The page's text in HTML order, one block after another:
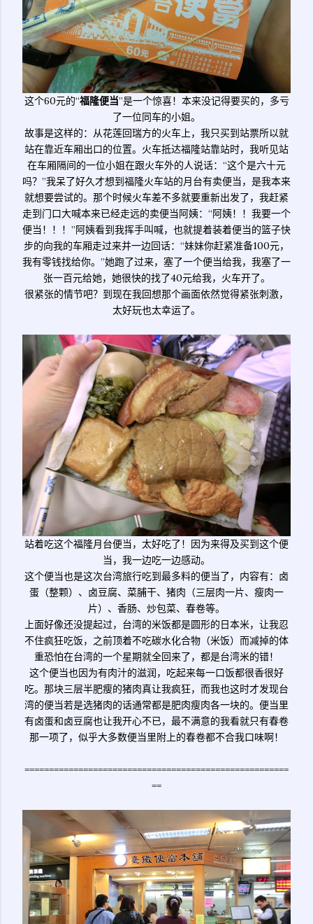
这个60元的“福隆便当”是一个惊喜！本来没记得要买的，多亏
了一位同车的小姐。
故事是这样的：从花莲回瑞方的火车上，我只买到站票所以就
站在靠近车厢出口的位置。火车抵达福隆站靠站时，我听见站
在车厢隔间的一位小姐在跟火车外的人说话：“这个是六十元
吗？”我呆了好久才想到福隆火车站的月台有卖便当，是我本来
就想要尝试的。那个时候火车差不多就要重新出发了，我赶紧
走到门口大喊本来已经走远的卖便当阿姨：“阿姨！！我要一个
便当！！！”阿姨看到我挥手叫喊，也就提着装着便当的篮子快
步的向我的车厢走过来并一边回话：“妹妹你赶紧准备100元，
我有零钱找给你。”她跑了过来，塞了一个便当给我，我塞了一
张一百元给她，她很快的找了40元给我，火车开了。
很紧张的情节吧？到现在我回想那个画面依然觉得紧张刺激，
太好玩也太幸运了。
站着吃这个福隆月台便当，太好吃了！因为来得及买到这个便
当，我一边吃一边感动。
这个便当也是这次台湾旅行吃到最多料的便当了，内容有：卤
蛋（整颗）、卤豆腐、菜脯干、猪肉（三层肉一片、瘦肉一
片）、香肠、炒包菜、春卷等。
上面好像还没提起过，台湾的米饭都是圆形的日本米，让我忍
不住疯狂吃饭，之前顶着不吃碳水化合物（米饭）而减掉的体
重恐怕在台湾的一个星期就全回来了，都是台湾米的错！
这个便当也因为有肉汁的滋润，吃起来每一口饭都很香很好
吃。那块三层半肥瘦的猪肉真让我疯狂，而我也这时才发现台
湾的便当若是选猪肉的话通常都是肥肉瘦肉各一块的。便当里
有卤蛋和卤豆腐也让我开心不已，最不满意的我看就只有春卷
那一项了，似乎大多数便当里附上的春卷都不合我口味啊！
======================================================
==